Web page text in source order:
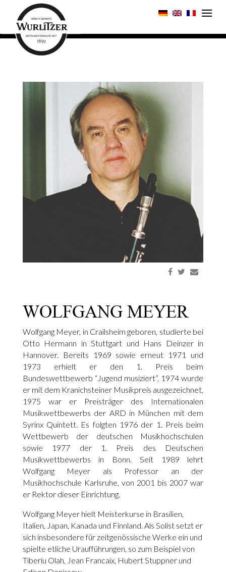
WOLFGANG MEYER
Wolfgang Meyer, in Crailsheim geboren, studierte bei
Otto Hermann in Stuttgart und Hans Deinzer in
Hannover. Bereits 1969 sowie erneut 1971 und
1973 erhielt er den 1. Preis beim
Bundeswettbewerb “Jugend musiziert”. 1974 wurde
er mit dem Kranichsteiner Musikpreis ausgezeichnet,
1975 war er Preisträger des Internationalen
Musikwettbewerbs der ARD in München mit dem
Syrinx Quintett. Es folgten 1976 der 1. Preis beim
Wettbewerb der deutschen Musikhochschulen
sowie 1977 der 1. Preis des Deutschen
Musikwettbewerbs in Bonn. Seit 1989 lehrt
Wolfgang Meyer als Professor an der
Musikhochschule Karlsruhe, von 2001 bis 2007 war
er Rektor dieser Einrichtung.
Wolfgang Meyer hielt Meisterkurse in Brasilien,
Italien, Japan, Kanada und Finnland. Als Solist setzt er
sich insbesondere für zeitgenössische Werke ein und
spielte etliche Uraufführungen, so zum Beispiel von
Tiberiu Olah, Jean Francaix, Hubert Stuppner und